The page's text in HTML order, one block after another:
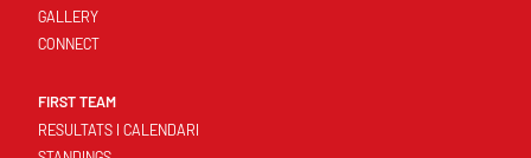
GALLERY
CONNECT
FIRST TEAM
RESULTATS I CALENDARI